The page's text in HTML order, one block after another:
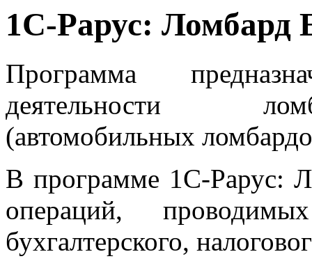
1С-Рарус: Ломбард
Программа
деятельности
(автомобильных
В программе 1С-Рарус:
операций,
бухгалтерского,